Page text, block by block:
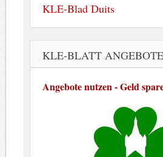
KLE-Blad Duits
KLE-BLATT ANGEBOTE
Angebote nutzen - Geld